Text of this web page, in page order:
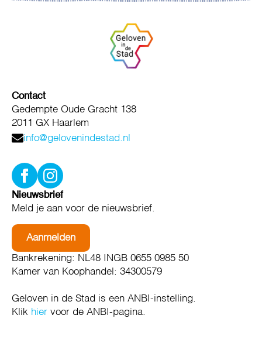
Contact
Gedempte Oude Gracht 138
2011 GX Haarlem
info@gelovenindestad.nl
Nieuwsbrief
Meld je aan voor de nieuwsbrief.
Aanmelden
Bankrekening: NL48 INGB 0655 0985 50
Kamer van Koophandel: 34300579
Geloven in de Stad is een ANBI-instelling.
Klik hier voor de ANBI-pagina.